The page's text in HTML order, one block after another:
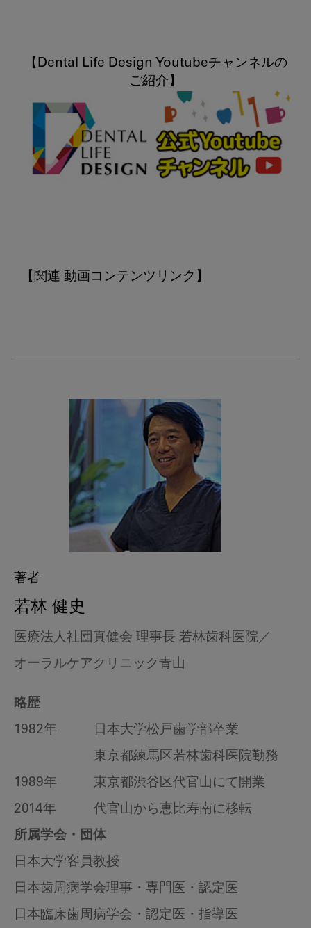
【Dental Life Design Youtubeチャンネルの
著者
若林 健史
医療法人社団真健会 理事長 若林歯科医院／
オーラルケアクリニック青山
略歴
1982年
日本大学松戸歯学部卒業
東京都練馬区若林歯科医院勤務
1989年
東京都渋谷区代官山にて開業
2014年
代官山から恵比寿南に移転
所属学会・団体
日本大学客員教授
日本歯周病学会理事・専門医・認定医
日本臨床歯周病学会・認定医・指導医